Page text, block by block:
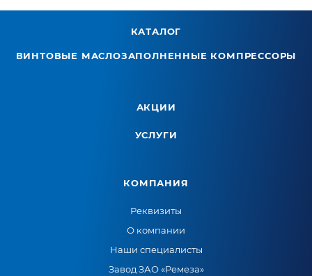
КАТАЛОГ
ВИНТОВЫЕ МАСЛОЗАПОЛНЕННЫЕ КОМПРЕССОРЫ
АКЦИИ
УСЛУГИ
КОМПАНИЯ
Реквизиты
О компании
Наши специалисты
Завод ЗАО «Ремеза»